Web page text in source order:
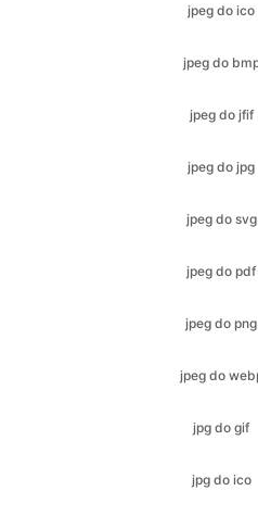
jpeg do jfif
jpeg do jpg
jpeg do svg
jpeg do pdf
jpeg do png
jpeg do webp
jpg do gif
jpg do ico
jpg do jfif
jpg do bmp